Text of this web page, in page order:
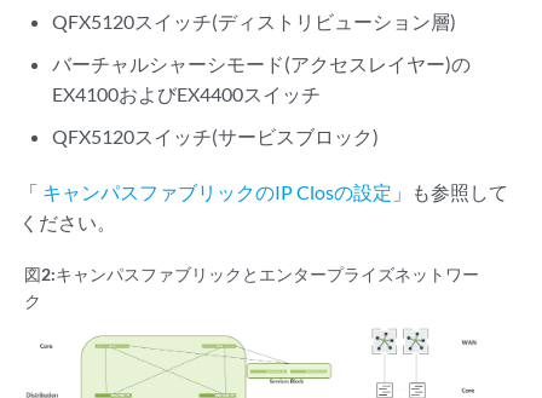
QFX5120スイッチ(ディストリビューション層)
バーチャルシャーシモード(アクセスレイヤー)の
EX4100およびEX4400スイッチ
QFX5120スイッチ(サービスブロック)
「 キャンパスファブリックのIP Closの設定 」も参照して
ください。
図2:キャンパスファブリックとエンタープライズネットワー
ク